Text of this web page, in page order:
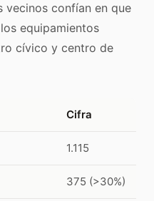
vecinos confían en que
equipamientos
cívico y centro de
Cifra
1.115
375 (>30%)